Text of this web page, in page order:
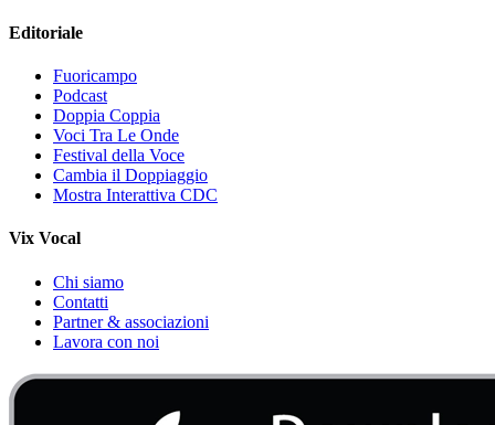
Editoriale
Fuoricampo
Podcast
Doppia Coppia
Voci Tra Le Onde
Festival della Voce
Cambia il Doppiaggio
Mostra Interattiva CDC
Vix Vocal
Chi siamo
Contatti
Partner & associazioni
Lavora con noi